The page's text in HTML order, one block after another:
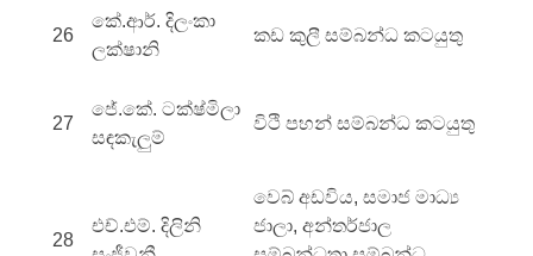
26
කේ.ආර්. දිලංකා
ලක්ෂානි
කඩ කුලී සම්බන්ධ කටයුතු
27
ජේ.කේ. ටක්ෂ්මිලා
සඳකැලුම්
විථි පහන් සම්බන්ධ කටයුතු
28
එච්.එම්. දිලිනි
වෙබ් අඩවිය, සමාජ මාධ්‍ය
ජාලා, අන්තර්ජාල